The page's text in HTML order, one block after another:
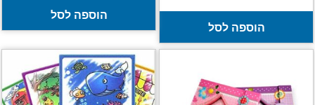
הוספה לסל
הוספה לסל